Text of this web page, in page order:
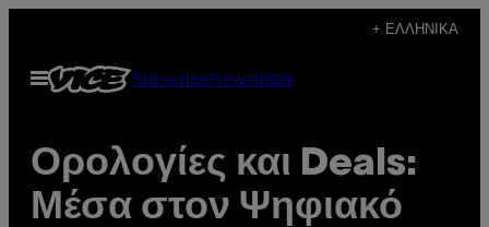
περιεχόμενο
+ ΕΛΛΗΝΙΚΆ
Ανοίξτε
το
SubscribeNewsletter
Ορολογίες και Deals:
Μέσα στον Ψηφιακό